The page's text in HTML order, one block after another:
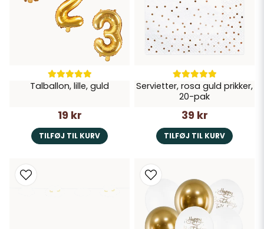
Talballon, lille, guld
19 kr
TILFØJ TIL KURV
Servietter, rosa guld prikker,
20-pak
39 kr
TILFØJ TIL KURV